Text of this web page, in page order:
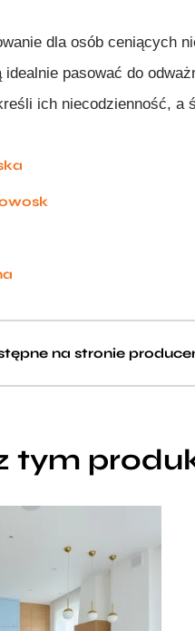
dla osób
idealnie pasować do
ich niecodzienność, a
na stronie
tym